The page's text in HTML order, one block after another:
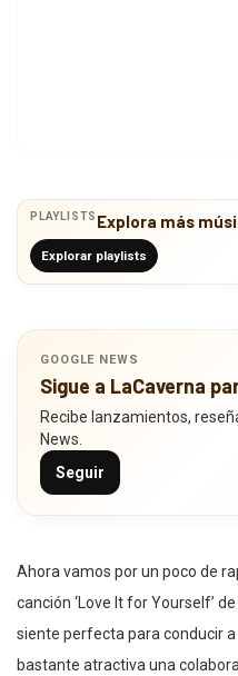
PLAYLISTS Explora más
Explorar playlists
GOOGLE NEWS
Sigue a LaCaverna
Recibe lanzamientos,
News.
Seguir
Ahora vamos por un poco de
canción ‘Love It for Yourself’
siente perfecta para conducir
bastante atractiva una